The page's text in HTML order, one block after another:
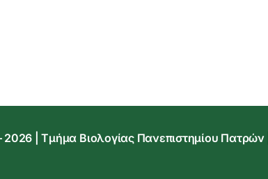
| Τμήμα Βιολογίας Πανεπιστημίου Πατρών |